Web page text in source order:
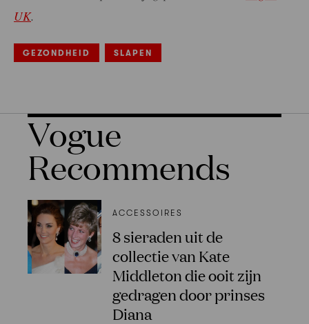
UK.
GEZONDHEID SLAPEN
Vogue
Recommends
ACCESSOIRES
8 sieraden uit de
collectie van Kate
Middleton die ooit zijn
gedragen door prinses
Diana